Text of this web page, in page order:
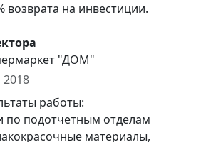
возврата на инвестиции.
"ДОМ"
работы:
по подотчетным отделам
материалы,